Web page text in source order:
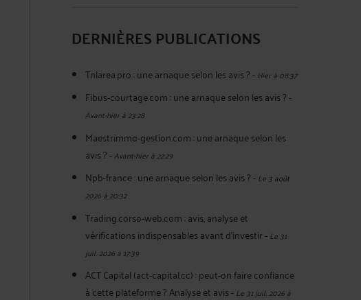
DERNIÈRES PUBLICATIONS
Tnlarea.pro : une arnaque selon les avis ?-Hier à 08:37
Fibus-courtage.com : une arnaque selon les avis ?-
Avant-hier à 23:28
Maestrimmo-gestion.com : une arnaque selon les
avis ?-Avant-hier à 22:29
Npb-france : une arnaque selon les avis ?-Le 3 août
2026 à 20:32
Trading.corso-web.com : avis, analyse et
vérifications indispensables avant d'investir-Le 31
juil. 2026 à 17:39
ACT Capital (act-capital.cc) : peut-on faire confiance
à cette plateforme ? Analyse et avis-Le 31 juil. 2026 à